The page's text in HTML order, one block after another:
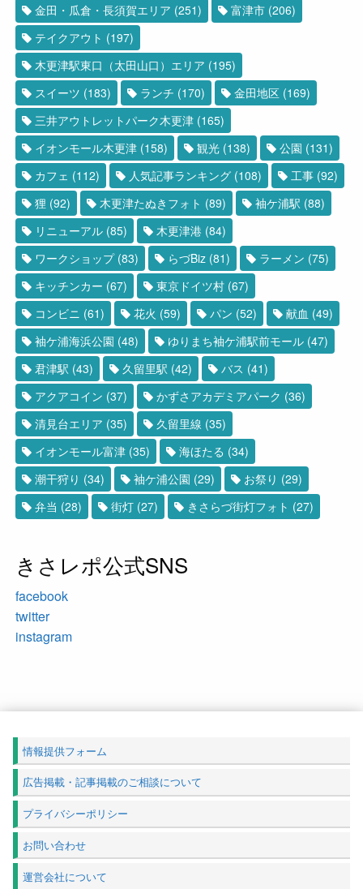
金田・瓜倉・長須賀エリア (251) 富津市 (206)
テイクアウト (197)
木更津駅東口（太田山口）エリア (195)
スイーツ (183) ランチ (170) 金田地区 (169)
三井アウトレットパーク木更津 (165)
イオンモール木更津 (158) 観光 (138) 公園 (131)
カフェ (112) 人気記事ランキング (108) 工事 (92)
狸 (92) 木更津たぬきフォト (89) 袖ケ浦駅 (88)
リニューアル (85) 木更津港 (84)
ワークショップ(83) らづBiz (81) ラーメン (75)
キッチンカー (67) 東京ドイツ村 (67)
コンビニ (61) 花火 (59) パン (52) 献血 (49)
袖ケ浦海浜公園 (48) ゆりまち袖ケ浦駅前モール (47)
君津駅 (43) 久留里駅 (42) バス (41)
アクアコイン (37) かずさアカデミアパーク (36)
清見台エリア (35) 久留里線 (35)
イオンモール富津 (35) 海ほたる (34)
潮干狩り (34) 袖ケ浦公園 (29) お祭り (29)
弁当 (28) 街灯 (27) きさらづ街灯フォト (27)
きさレポ公式SNS
facebook
twitter
instagram
情報提供フォーム
広告掲載・記事掲載のご相談について
プライバシーポリシー
お問い合わせ
運営会社について